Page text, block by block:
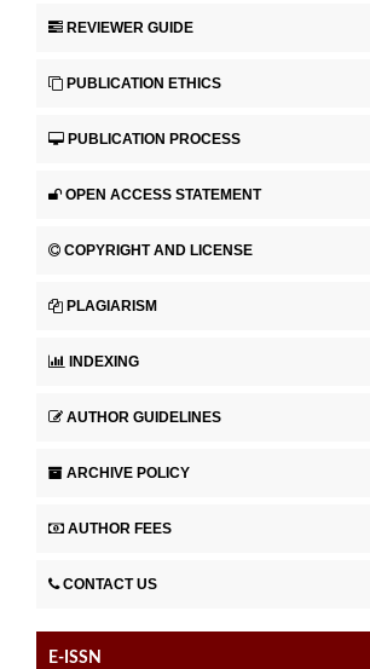
REVIEWER GUIDE
PUBLICATION ETHICS
PUBLICATION PROCESS
OPEN ACCESS STATEMENT
COPYRIGHT AND LICENSE
PLAGIARISM
INDEXING
AUTHOR GUIDELINES
ARCHIVE POLICY
AUTHOR FEES
CONTACT US
E-ISSN